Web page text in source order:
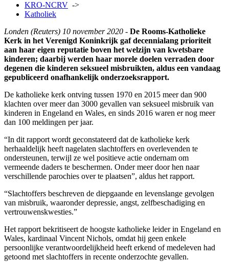
KRO-NCRV ->
Katholiek
Londen (Reuters) 10 november 2020 - De Rooms-Katholieke
Kerk in het Verenigd Koninkrijk gaf decennialang prioriteit
aan haar eigen reputatie boven het welzijn van kwetsbare
kinderen; daarbij werden haar morele doelen verraden door
degenen die kinderen seksueel misbruikten, aldus een vandaag
gepubliceerd onafhankelijk onderzoeksrapport.
De katholieke kerk ontving tussen 1970 en 2015 meer dan 900
klachten over meer dan 3000 gevallen van seksueel misbruik van
kinderen in Engeland en Wales, en sinds 2016 waren er nog meer
dan 100 meldingen per jaar.
“In dit rapport wordt geconstateerd dat de katholieke kerk
herhaaldelijk heeft nagelaten slachtoffers en overlevenden te
ondersteunen, terwijl ze wel positieve actie ondernam om
vermeende daders te beschermen. Onder meer door hen naar
verschillende parochies over te plaatsen”, aldus het rapport.
“Slachtoffers beschreven de diepgaande en levenslange gevolgen
van misbruik, waaronder depressie, angst, zelfbeschadiging en
vertrouwenskwesties.”
Het rapport bekritiseert de hoogste katholieke leider in Engeland en
Wales, kardinaal Vincent Nichols, omdat hij geen enkele
persoonlijke verantwoordelijkheid heeft erkend of medeleven had
getoond met slachtoffers in recente onderzochte gevallen.